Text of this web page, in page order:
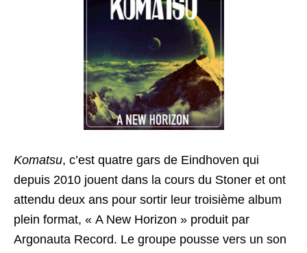
Komatsu, c’est quatre gars de Eindhoven qui
depuis 2010 jouent dans la cours du Stoner et ont
attendu deux ans pour sortir leur troisième album
plein format, « A New Horizon » produit par
Argonauta Record. Le groupe pousse vers un son